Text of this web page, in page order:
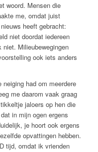
woord. Mensen die
me, omdat juist
heeft gebracht:
niet doordat iedereen
Milieubewegingen
ook iets anders
had om meerdere
me daarom vaak graag
jaloers op hen die
in mijn ogen ergens
je hoort ook ergens
opvattingen hebben.
tijd, omdat ik vrienden